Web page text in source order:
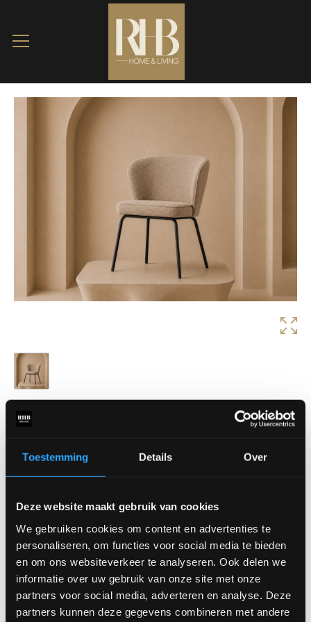
Toestemming Details Over
Deze website maakt gebruik van cookies
We gebruiken cookies om content en advertenties te
personaliseren, om functies voor social media te bieden
en om ons websiteverkeer te analyseren. Ook delen we
informatie over uw gebruik van onze site met onze
partners voor social media, adverteren en analyse. Deze
partners kunnen deze gegevens combineren met andere
Eetkamerstoel Admit
direct sfeer brengt aan de eettafel. De comfortabele zitting en
Breedte: 60 cm
Diepte: 50 cm
Rughoogte: 78 cm
Zithoogte: 50 cm
Verkrijgbaar in diverse stoffen.
Prijs is vanaf €209,-